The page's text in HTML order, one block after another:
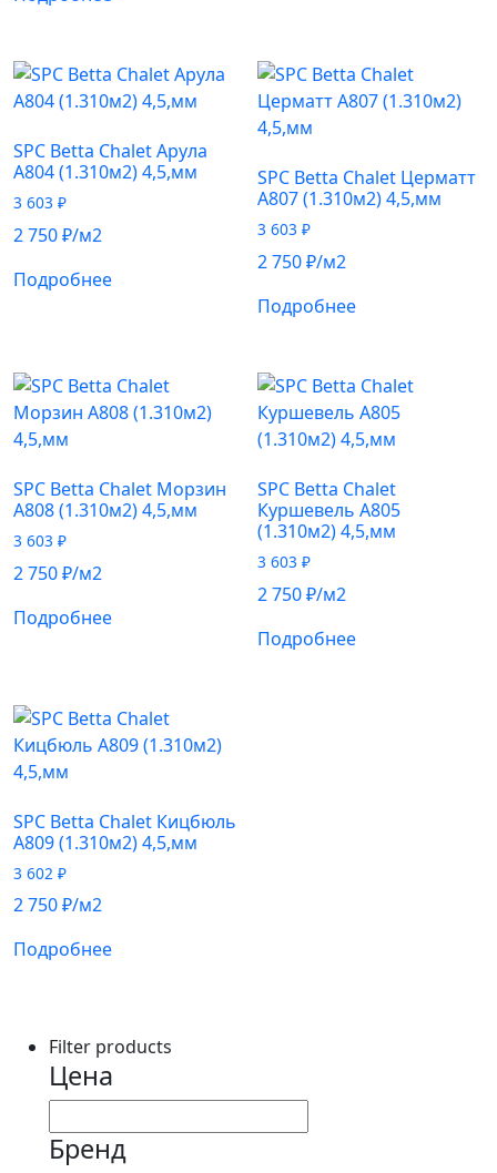
SPC Betta Chalet Арула
A804 (1.310м2) 4,5,мм
3 603 ₽
2 750₽/м2
Подробнее
SPC Betta Chalet Церматт
A807 (1.310м2) 4,5,мм
3 603₽
2 750₽/м2
Подробнее
SPC Betta Chalet Морзин
A808 (1.310м2) 4,5,мм
3 603 ₽
2 750₽/м2
Подробнее
SPC Betta Chalet
Куршевель A805
(1.310м2) 4,5,мм
3 603₽
2 750₽/м2
Подробнее
SPC Betta Chalet Кицбюль
A809 (1.310м2) 4,5,мм
3 602 ₽
2 750₽/м2
Подробнее
Filter products
Цена
Бренд